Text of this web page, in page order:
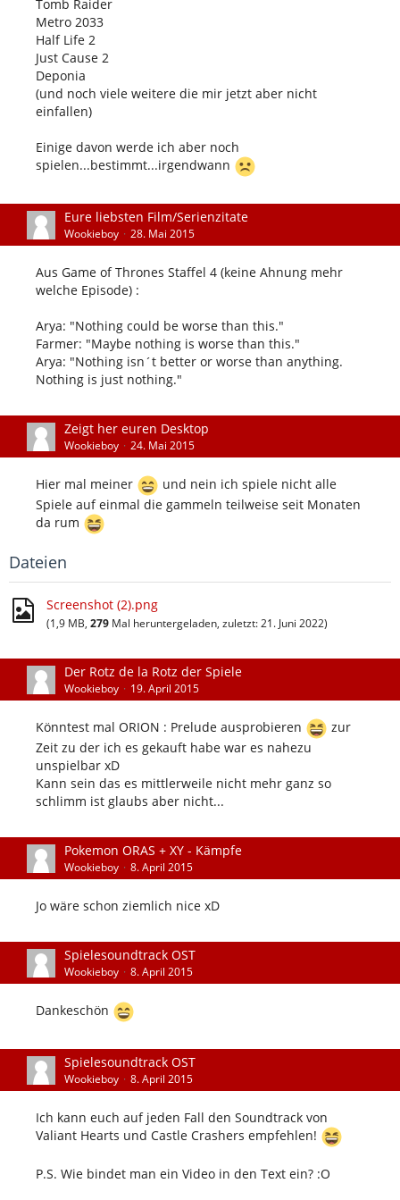
Tomb Raider
Metro 2033
Half Life 2
Just Cause 2
Deponia
(und noch viele weitere die mir jetzt aber nicht
einfallen)
Einige davon werde ich aber noch
spielen...bestimmt...irgendwann
Eure liebsten Film/Serienzitate
Wookieboy 28. Mai 2015
Aus Game of Thrones Staffel 4 (keine Ahnung mehr
welche Episode) :
Arya: "Nothing could be worse than this."
Farmer: "Maybe nothing is worse than this."
Arya: "Nothing isn´t better or worse than anything.
Nothing is just nothing."
Zeigt her euren Desktop
Wookieboy 24. Mai 2015
Hier mal meiner
und nein ich spiele nicht alle
Spiele auf einmal die gammeln teilweise seit Monaten
da rum
Dateien
Screenshot (2).png
(1,9 MB, 279 Mal heruntergeladen, zuletzt:21. Juni 2022)
Der Rotz de la Rotz der Spiele
Wookieboy 19. April 2015
Könntest mal ORION : Prelude ausprobieren
zur
Zeit zu der ich es gekauft habe war es nahezu
unspielbar xD
Kann sein das es mittlerweile nicht mehr ganz so
schlimm ist glaubs aber nicht...
Pokemon ORAS + XY - Kämpfe
Wookieboy 8. April 2015
Jo wäre schon ziemlich nice xD
Spielesoundtrack OST
Wookieboy 8. April 2015
Dankeschön
Spielesoundtrack OST
Wookieboy 8. April 2015
Ich kann euch auf jeden Fall den Soundtrack von
Valiant Hearts und Castle Crashers empfehlen!
P.S. Wie bindet man ein Video in den Text ein? :O